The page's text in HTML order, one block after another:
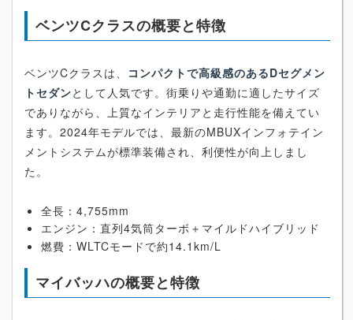
ベンツCクラスの概要と特徴
ベンツCクラスは、 コンパクトで高級感のあるDセグメン
トセダンとして人気です。街乗りや通勤に適したサイズ
でありながら、上質なインテリアと走行性能を備えてい
ます。2024年モデルでは、最新のMBUXインフォテイン
メントシステムが標準装備され、利便性が向上しまし
た。
全長：4,755mm
エンジン：直列4気筒ターボ＋マイルドハイブリッド
燃費：WLTCモードで約14.1km/L
マイバッハの概要と特徴